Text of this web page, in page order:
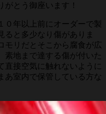
がとう御座います！
０年以上前にオーダーで製
ると多少なり傷がありま
モリだとそこから腐食が広
地まで達する傷が付いた
接空気に触れないように
あ室内で保管している方な